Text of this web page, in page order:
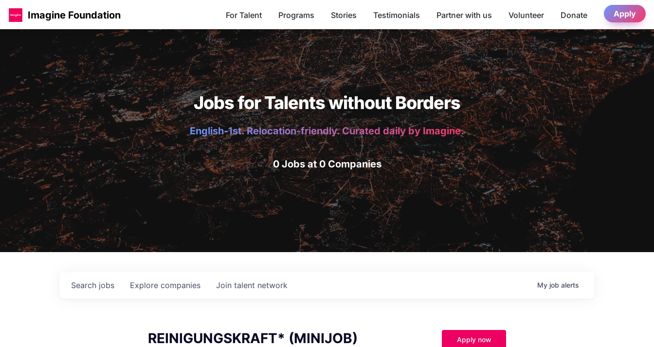
Imagine Foundation For Talent Programs Stories Testimonials Partner with us Volunteer Donate Apply
Jobs for Talents without Borders
English-1st. Relocation-friendly. Curated daily by Imagine.
0 Jobs at 0 Companies
Search jobs Explore companies Join talent network My job alerts
REINIGUNGSKRAFT* (MINIJOB) Apply now